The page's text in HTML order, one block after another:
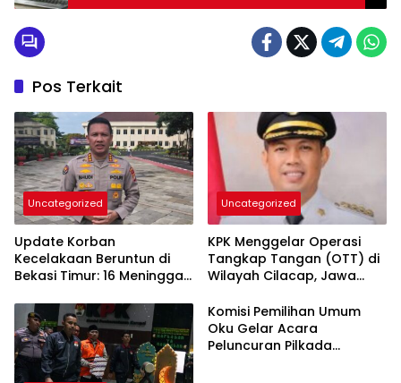
Pos Terkait
Uncategorized
Update Korban
Kecelakaan Beruntun di
Bekasi Timur: 16 Meninggal,
Uncategorized
KPK Menggelar Operasi
Tangkap Tangan (OTT) di
Wilayah Cilacap, Jawa
Komisi Pemilihan Umum
Oku Gelar Acara
Peluncuran Pilkada